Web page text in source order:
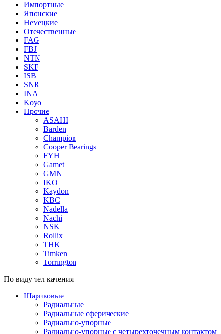
Импортные
Японские
Немецкие
Отечественные
FAG
FBJ
NTN
SKF
ISB
SNR
INA
Koyo
Прочие
ASAHI
Barden
Champion
Cooper Bearings
FYH
Gamet
GMN
IKO
Kaydon
KBC
Nadella
Nachi
NSK
Rollix
THK
Timken
Torrington
По виду тел качения
Шариковые
Радиальные
Радиальные сферические
Радиально-упорные
Радиально-упорные с четырехточечным контактом